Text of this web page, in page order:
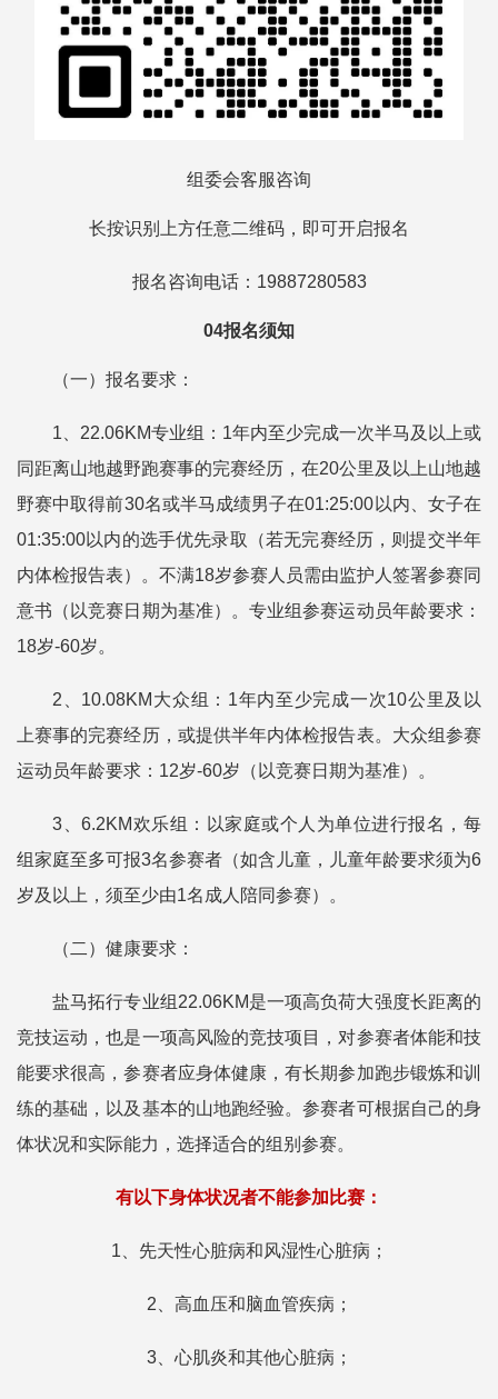
组委会客服咨询
长按识别上方任意二维码，即可开启报名
报名咨询电话：19887280583
04报名须知
（一）报名要求：
1、22.06KM专业组：1年内至少完成一次半马及以上或
同距离山地越野跑赛事的完赛经历，在20公里及以上山地越
野赛中取得前30名或半马成绩男子在01:25:00以内、女子在
01:35:00以内的选手优先录取（若无完赛经历，则提交半年
内体检报告表）。不满18岁参赛人员需由监护人签署参赛同
意书（以竞赛日期为基准）。专业组参赛运动员年龄要求：
18岁-60岁。
2、10.08KM大众组：1年内至少完成一次10公里及以
上赛事的完赛经历，或提供半年内体检报告表。大众组参赛
运动员年龄要求：12岁-60岁（以竞赛日期为基准）。
3、6.2KM欢乐组：以家庭或个人为单位进行报名，每
组家庭至多可报3名参赛者（如含儿童，儿童年龄要求须为6
岁及以上，须至少由1名成人陪同参赛）。
（二）健康要求：
盐马拓行专业组22.06KM是一项高负荷大强度长距离的
竞技运动，也是一项高风险的竞技项目，对参赛者体能和技
能要求很高，参赛者应身体健康，有长期参加跑步锻炼和训
练的基础，以及基本的山地跑经验。参赛者可根据自己的身
体状况和实际能力，选择适合的组别参赛。
有以下身体状况者不能参加比赛：
1、先天性心脏病和风湿性心脏病；
2、高血压和脑血管疾病；
3、心肌炎和其他心脏病；